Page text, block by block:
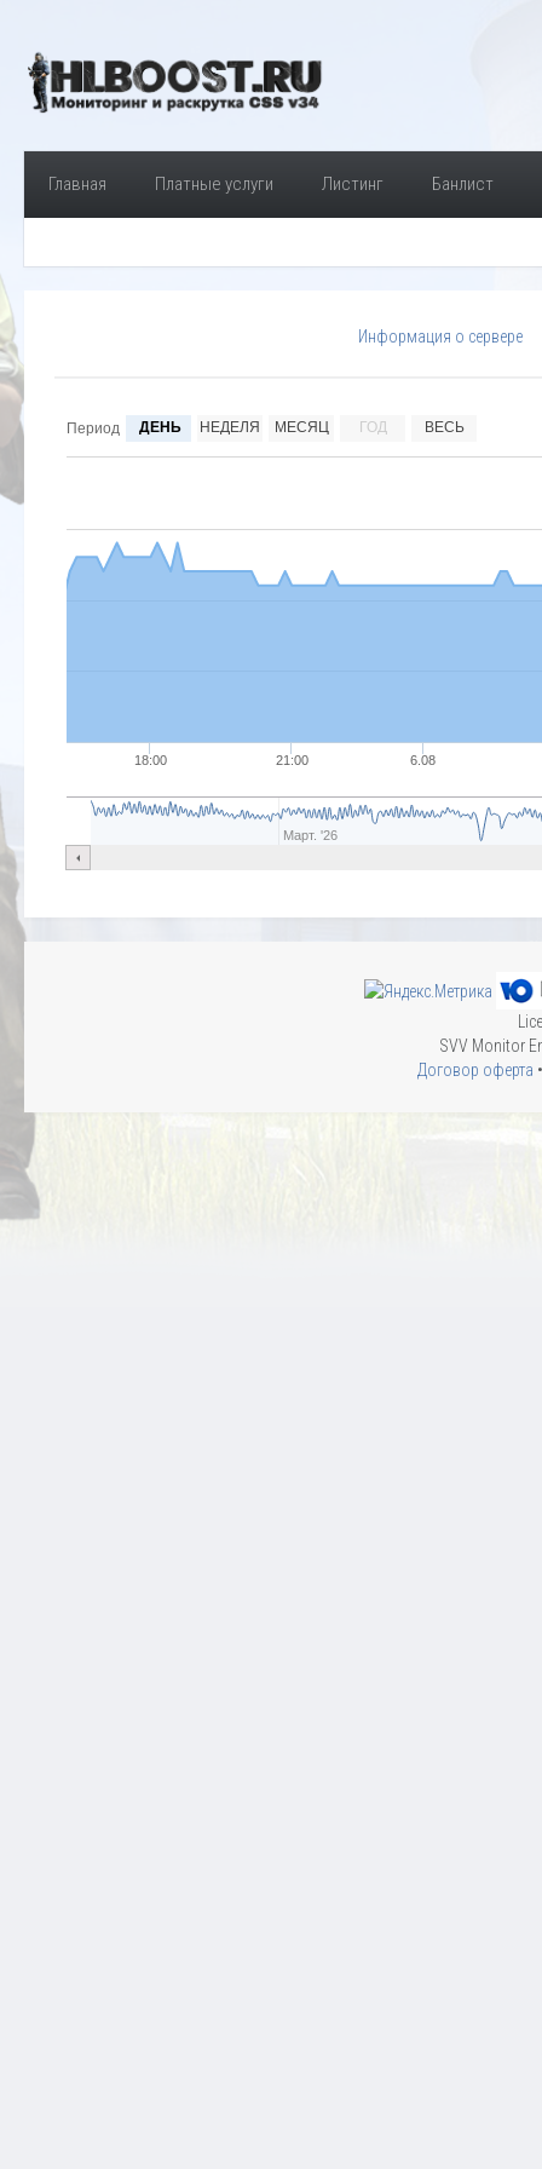
Главная Платные услуги Листинг Банлист
Информация о сервере
Период ДЕНЬ НЕДЕЛЯ МЕСЯЦ ГОД ВЕСЬ
18:00 21:00 6.08
Март. '26
SVV Monitor
Договор оферта